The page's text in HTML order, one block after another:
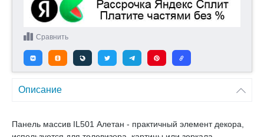
Сравнить
Описание
Панель массив IL501 Алетан - практичный элемент декора,